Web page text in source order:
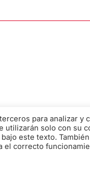
para analizar
utilizarán solo con su
este texto.
el correcto